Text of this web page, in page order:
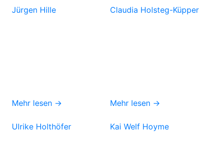
Jürgen Hille
Mehr lesen →
Claudia Holsteg-Küpper
Mehr lesen →
Ulrike Holthöfer Kai Welf Hoyme